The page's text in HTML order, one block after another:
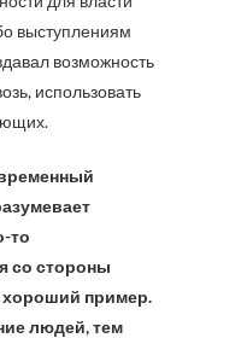
выступлениям
возможность
использовать
то
со стороны
хороший пример.
людей, тем